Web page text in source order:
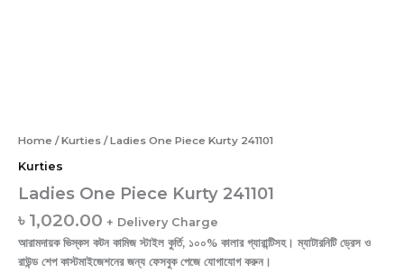
Home /Kurties / Ladies One Piece Kurty 241101
Kurties
Ladies One Piece Kurty 241101
৳ 1,020.00 + Delivery Charge
আরামদায়ক ভিস্কস কটন কামিজ স্টাইল কুর্তি, ১০০% কালার গ্যারান্টিসহ। ম্যাটারনিটি ড্রেস ও
রাউন্ড শেপ কাস্টমাইজেশনের জন্য ফেসবুক পেজে যোগাযোগ করুন।